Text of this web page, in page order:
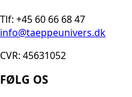
Tlf: +45 60 66 68 47
info@taeppeunivers.dk
CVR: 45631052
FØLG OS